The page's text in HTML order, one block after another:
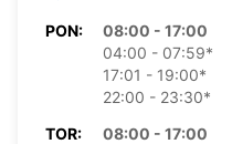
PON:
08:00 - 17:00
04:00 - 07:59*
17:01 - 19:00*
22:00 - 23:30*
TOR:
08:00 - 17:00